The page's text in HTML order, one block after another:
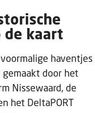
de kaart
haventjes
gemaakt door het
Nissewaard, de
het DeltaPORT